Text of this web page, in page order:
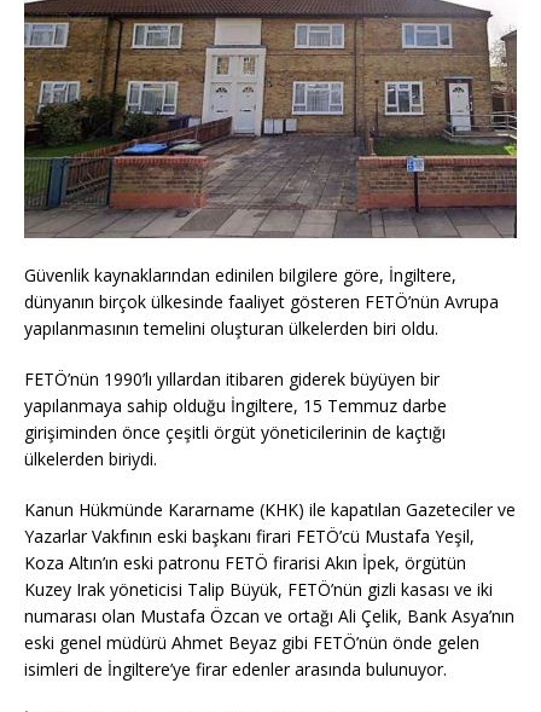
Güvenlik kaynaklarından edinilen bilgilere göre, İngiltere,
dünyanın birçok ülkesinde faaliyet gösteren FETÖ’nün Avrupa
yapılanmasının temelini oluşturan ülkelerden biri oldu.
FETÖ’nün 1990’lı yıllardan itibaren giderek büyüyen bir
yapılanmaya sahip olduğu İngiltere, 15 Temmuz darbe
girişiminden önce çeşitli örgüt yöneticilerinin de kaçtığı
ülkelerden biriydi.
Kanun Hükmünde Kararname (KHK) ile kapatılan Gazeteciler ve
Yazarlar Vakfının eski başkanı firari FETÖ’cü Mustafa Yeşil,
Koza Altın’ın eski patronu FETÖ firarisi Akın İpek, örgütün
Kuzey Irak yöneticisi Talip Büyük, FETÖ’nün gizli kasası ve iki
numarası olan Mustafa Özcan ve ortağı Ali Çelik, Bank Asya’nın
eski genel müdürü Ahmet Beyaz gibi FETÖ’nün önde gelen
isimleri de İngiltere’ye firar edenler arasında bulunuyor.